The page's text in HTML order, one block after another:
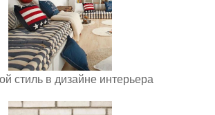
стиль в дизайне интерьера